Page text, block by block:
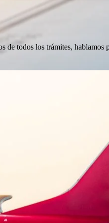
de todos los trámites, hablamos